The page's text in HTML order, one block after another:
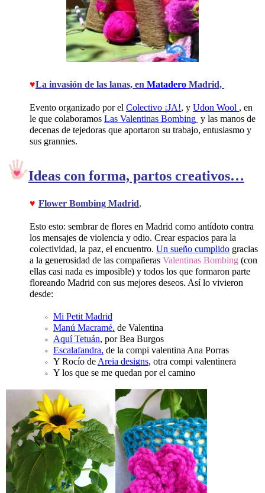
♥La invasión de las lanas, en Matadero Madrid,
Evento organizado por el Colectivo ¡JA!, y Udon Wool , en
le que colaboramos Las Valentinas Bombing y las manos de
decenas de tejedoras que aportaron su trabajo, entusiasmo y
sus grannies.
Ideas con forma, partos creativos…
♥ Flower Bombing Madrid,
Esto esto: sembrar de flores en Madrid como antídoto contra
los mensajes de violencia y odio. Crear espacios para la
colectividad, la paz, el encuentro. Un sueño cumplido gracias
a la generosidad de las compañeras Valentinas Bombing (con
ellas casi nada es imposible) y todos los que formaron parte
floreando Madrid con sus mejores deseos. Así lo vivieron
desde:
Mi Petit Madrid
Manú Macramé, de Valentina
Aquí Tetuán, por Bea Burgos
Escalafandra, de la compi valentina Ana Porras
Y Rocío de Areia designs, otra compi valentinera
Y los que se me quedan por el camino